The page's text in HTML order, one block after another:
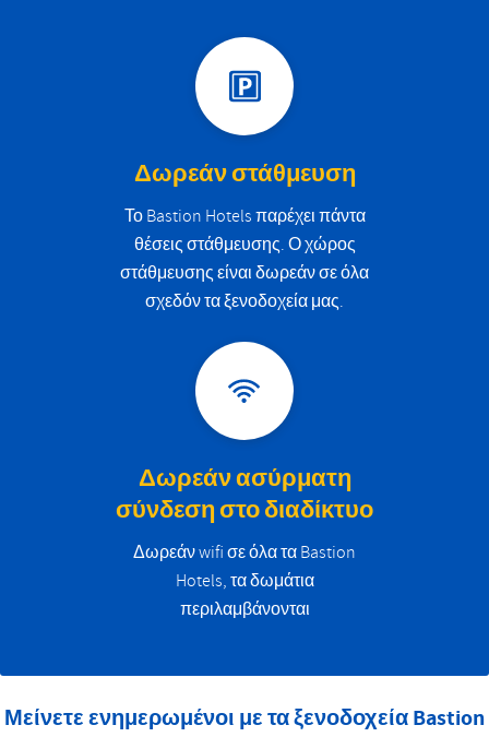
Δωρεάν στάθμευση
Το Bastion Hotels παρέχει πάντα
θέσεις στάθμευσης. Ο χώρος
στάθμευσης είναι δωρεάν σε όλα
σχεδόν τα ξενοδοχεία μας.
Δωρεάν ασύρματη
σύνδεση στο διαδίκτυο
Δωρεάν wifi σε όλα τα Bastion
Hotels, τα δωμάτια
περιλαμβάνονται
Μείνετε ενημερωμένοι με τα ξενοδοχεία Bastion